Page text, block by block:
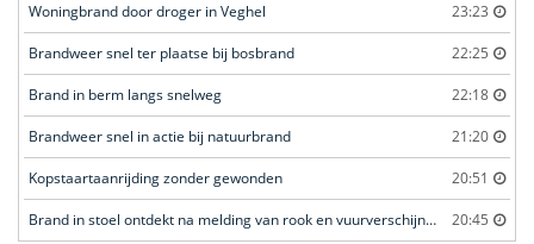
Woningbrand door droger in Veghel 23:23
Brandweer snel ter plaatse bij bosbrand 22:25
Brand in berm langs snelweg 22:18
Brandweer snel in actie bij natuurbrand 21:20
Kopstaartaanrijding zonder gewonden 20:51
Brand in stoel ontdekt na melding van rook en vuurverschijnselen in portiekflat 20:45